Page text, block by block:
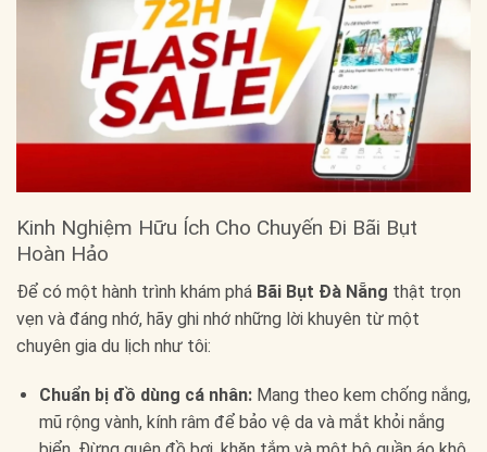
Kinh Nghiệm Hữu Ích Cho Chuyến Đi Bãi Bụt
Hoàn Hảo
Để có một hành trình khám phá Bãi Bụt Đà Nẵng thật trọn
vẹn và đáng nhớ, hãy ghi nhớ những lời khuyên từ một
chuyên gia du lịch như tôi:
Chuẩn bị đồ dùng cá nhân:Mang theo kem chống nắng,
mũ rộng vành, kính râm để bảo vệ da và mắt khỏi nắng